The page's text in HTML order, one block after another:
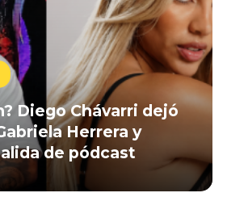
Diego Chávarri dejó
Herrera y
de pódcast